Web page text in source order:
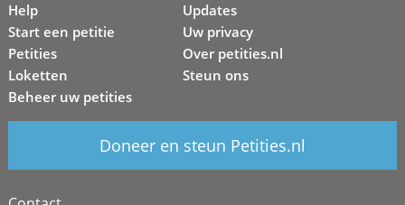
Help
Start een petitie
Petities
Loketten
Beheer uw petities
Updates
Uw privacy
Over petities.nl
Steun ons
Doneer en steun Petities.nl